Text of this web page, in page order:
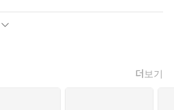
로 다른 우주처럼 낯선 타인과 마주
스로를 증명할 수 있는지 뜨겁게 고
마다의 물음표에 단단한 바둑돌 같
더보기